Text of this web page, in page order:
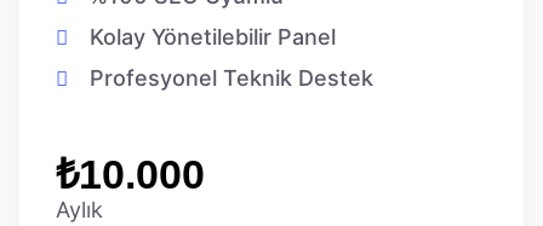
Kolay Yönetilebilir Panel
Profesyonel Teknik Destek
₺10.000
Aylık